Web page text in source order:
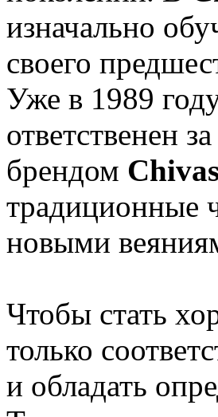
изначально
своего
Уже в 1989
ответственен
брендом
традиционные
новыми
Чтобы стать
только
и обладать